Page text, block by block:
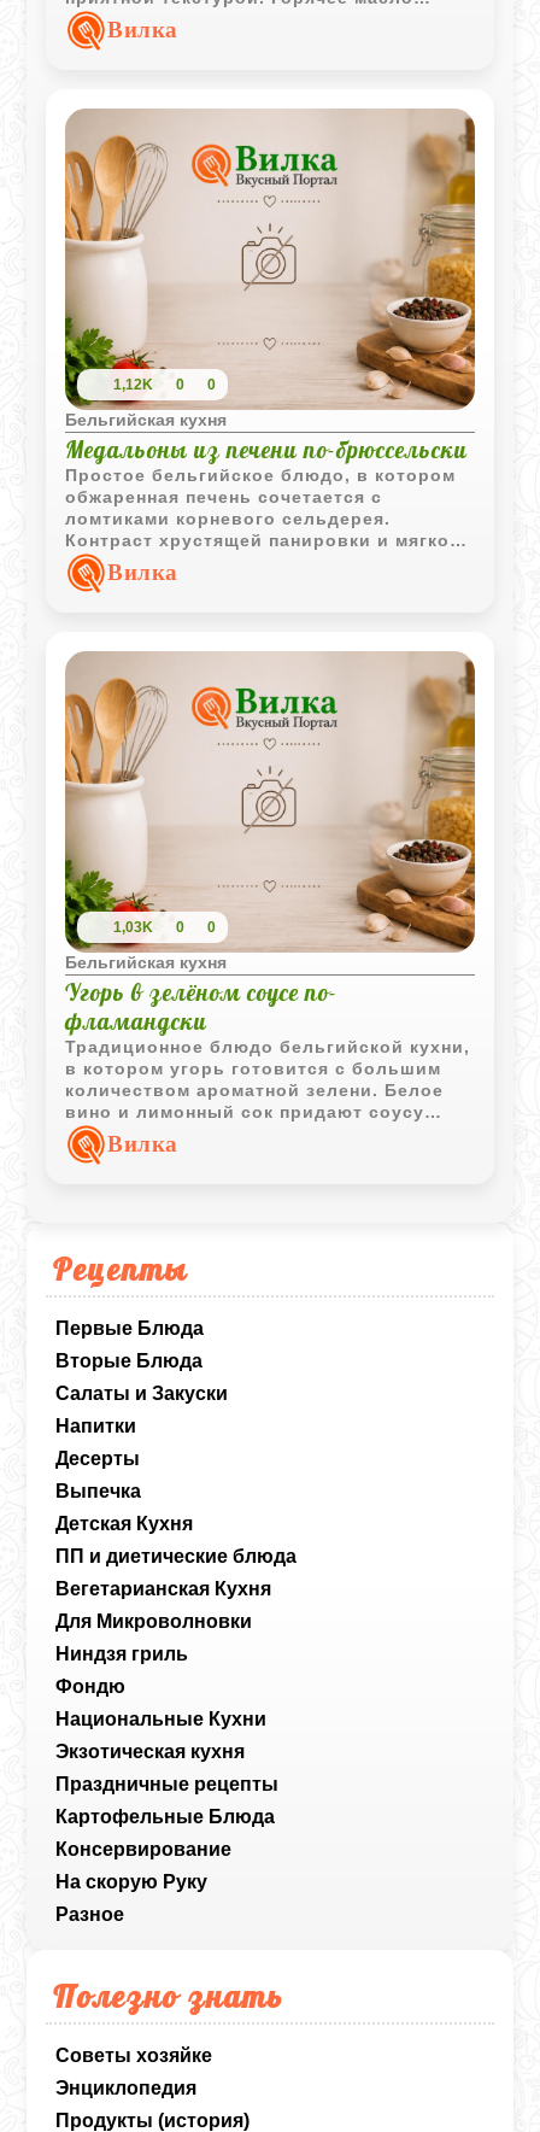
Рецепты
Первые Блюда
Вторые Блюда
Салаты и Закуски
Напитки
Десерты
Выпечка
Детская Кухня
ПП и диетические блюда
Вегетарианская Кухня
Для Микроволновки
Ниндзя гриль
Фондю
Национальные Кухни
Экзотическая кухня
Праздничные рецепты
Картофельные Блюда
Консервирование
На скорую Руку
Разное
Полезно знать
Советы хозяйке
Энциклопедия
Продукты (история)
завершает композицию и делает её
более выразительной.
Вилка
1,12K 0 0
Бельгийская кухня
Медальоны из печени по-брюссельски
Простое бельгийское блюдо, в котором
обжаренная печень сочетается с
ломтиками корневого сельдерея.
Контраст хрустящей панировки и мягкой
овощной основы делает подачу
особенно интересной.
Вилка
1,03K 0 0
Бельгийская кухня
Угорь в зелёном соусе по-
фламандски
Традиционное блюдо бельгийской кухни,
в котором угорь готовится с большим
количеством ароматной зелени. Белое
вино и лимонный сок придают соусу
лёгкую свежесть, а сливки делают его
более насыщенным.
Вилка